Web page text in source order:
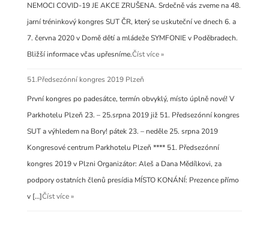
NEMOCI COVID-19 JE AKCE ZRUŠENA. Srdečně vás zveme na 48.
jarní tréninkový kongres SUT ČR, který se uskuteční ve dnech 6. a
7. června 2020 v Domě dětí a mládeže SYMFONIE v Poděbradech.
Bližší informace včas upřesníme.Číst více »
51.Předsezónní kongres 2019 Plzeň
První kongres po padesátce, termín obvyklý, místo úplně nové! V
Parkhotelu Plzeň 23. – 25.srpna 2019 již 51. Předsezónní kongres
SUT a výhledem na Bory! pátek 23. – neděle 25. srpna 2019
Kongresové centrum Parkhotelu Plzeň **** 51. Předsezónní
kongres 2019 v Plzni Organizátor: Aleš a Dana Mědílkovi, za
podpory ostatních členů presídia MÍSTO KONÁNÍ: Prezence přímo
v […]Číst více »